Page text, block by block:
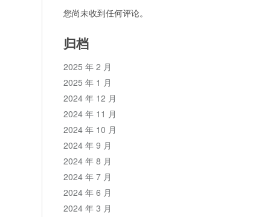
您尚未收到任何评论。
归档
2025 年 2 月
2025 年 1 月
2024 年 12 月
2024 年 11 月
2024 年 10 月
2024 年 9 月
2024 年 8 月
2024 年 7 月
2024 年 6 月
2024 年 3 月